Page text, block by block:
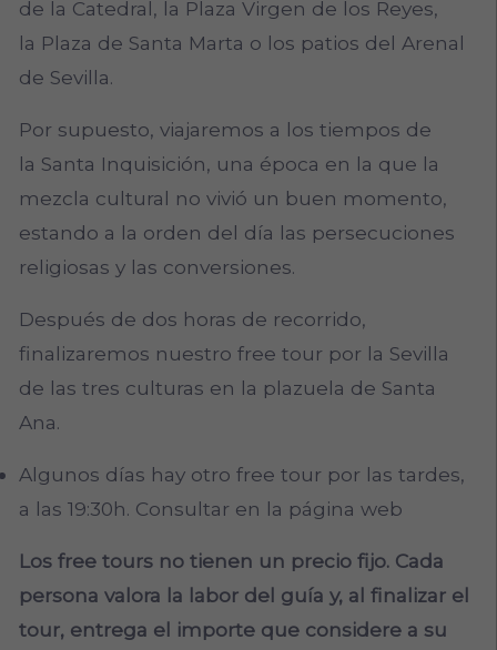
de la Catedral, la Plaza Virgen de los Reyes,
la Plaza de Santa Marta o los patios del Arenal
de Sevilla.
Por supuesto, viajaremos a los tiempos de
la Santa Inquisición, una época en la que la
mezcla cultural no vivió un buen momento,
estando a la orden del día las persecuciones
religiosas y las conversiones.
Después de dos horas de recorrido,
finalizaremos nuestro free tour por la Sevilla
de las tres culturas en la plazuela de Santa
Ana.
Algunos días hay otro free tour por las tardes,
a las 19:30h. Consultar en la página web
Los free tours no tienen un precio fijo. Cada
persona valora la labor del guía y, al finalizar el
tour, entrega el importe que considere a su